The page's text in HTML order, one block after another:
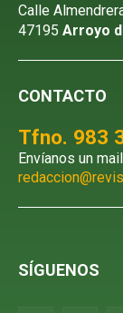
Calle
47195 Arroyo
CONTACTO
Tfno. 983
Envíanos un
SÍGUENOS